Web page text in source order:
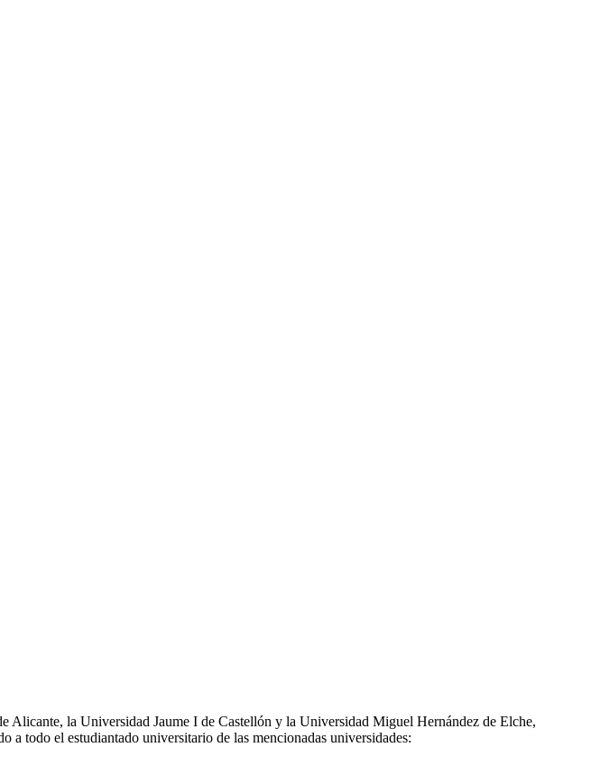
la Universidad Jaume I de Castellón y la Universidad Miguel Hernández de Elche,
todo el estudiantado universitario de las mencionadas universidades: